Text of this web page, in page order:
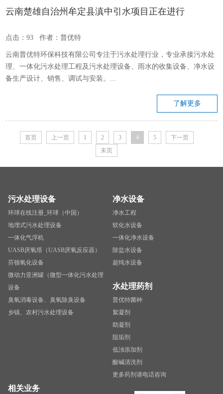
云南楚雄自治州牟定县滇中引水项目正在进行
点击：93 作者：普优特
云南普优特环保科技有限公司专注于污水处理行业，专业承接污水处
理、一体化污水处理工程及污水处理设备、雨水的收集设备、净水设
备生产设计、销售、调试与安装。...
了解更多
首页 上一页 1 2 3 4 5
下一页
末页
污水处理设备
环球在线注册_环球（中国）
地埋式污水处理设备
一体化气浮机
UASB厌氧塔（UASB厌氧反应器）
芬顿氧化设备
微动力亚洲罐（微型一体化污水处理
设备
臭氧消毒设备、臭氧除臭设备
乡镇、农村污水处理设备
净水设备
净水工程
软化水设备
一体化净水设备
除盐水设备
超纯水设备
水处理药剂
普优特菌种
絮凝剂
助凝剂
阻垢剂
低浊添加剂
酸碱清洗剂
更多药剂请电话咨询
相关业务